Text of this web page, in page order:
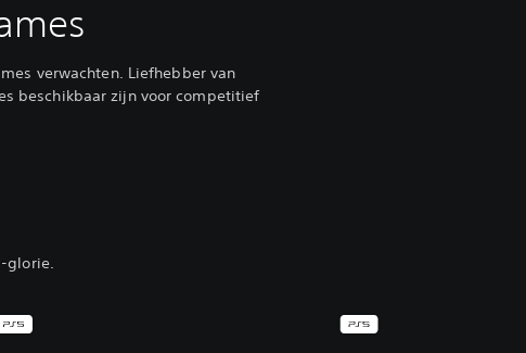
verwachten. Liefhebber van
beschikbaar zijn voor competitief
glorie.